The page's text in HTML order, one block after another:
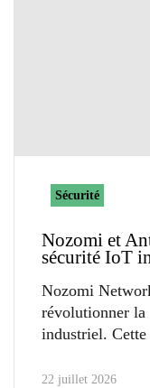
Sécurité
Nozomi et
sécurité IoT
Nozomi
révolutionner la
industriel.
22 juillet 2026